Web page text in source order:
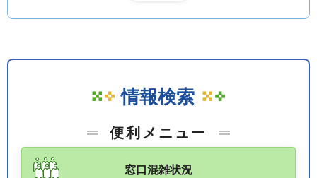
情報検索
便利メニュー
窓口混雑状況